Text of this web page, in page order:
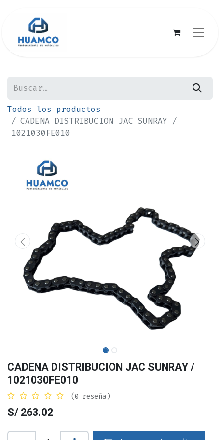
Todos los productos
CADENA DISTRIBUCION JAC SUNRAY /
1021030FE010
CADENA DISTRIBUCION JAC SUNRAY /
1021030FE010
(0 reseña)
S/ 263.02